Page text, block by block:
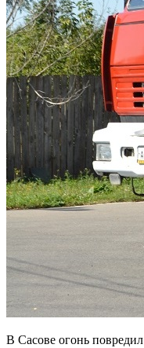
В Сасове огонь